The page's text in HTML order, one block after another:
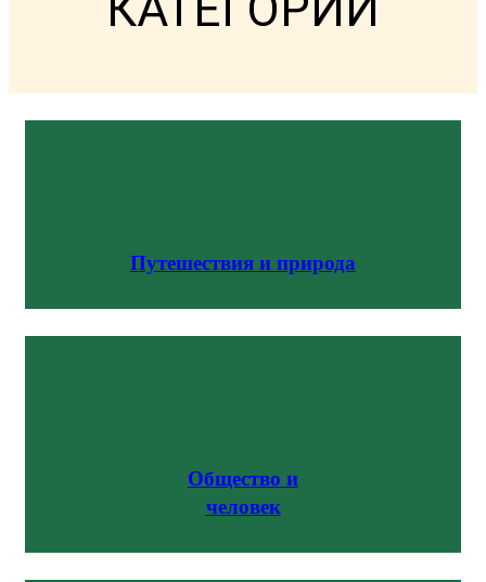
Путешествия и природа
Общество и
человек